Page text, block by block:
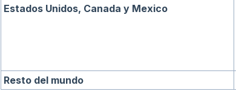
Estados Unidos, Canada y Mexico
Resto del mundo